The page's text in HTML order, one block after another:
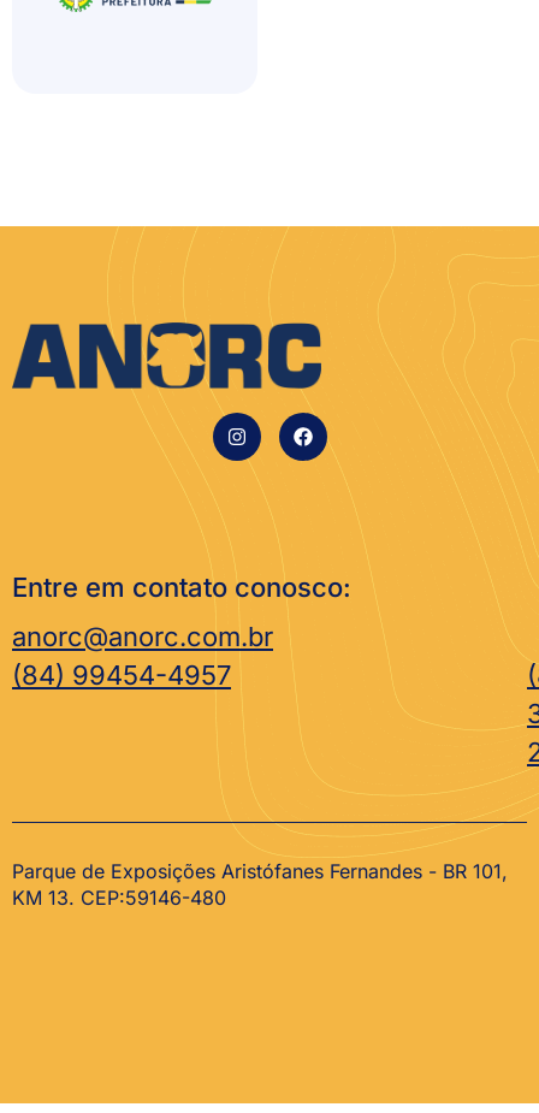
Entre em contato conosco:
anorc@anorc.com.br
(84) 99454-4957
Parque de Exposições Aristófanes Fernandes - BR 101,
KM 13. CEP:59146-480